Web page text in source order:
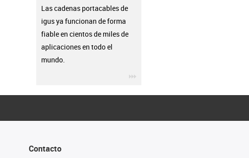
Las cadenas portacables de
igus ya funcionan de forma
fiable en cientos de miles de
aplicaciones en todo el
mundo.
Contacto